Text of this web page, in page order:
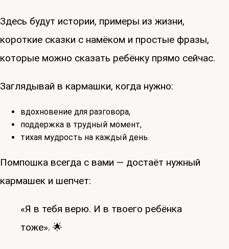
Здесь будут истории, примеры из жизни,
короткие сказки с намёком и простые фразы,
которые можно сказать ребёнку прямо сейчас.
Заглядывай в кармашки, когда нужно:
вдохновение для разговора,
поддержка в трудный момент,
тихая мудрость на каждый день.
Помпошка всегда с вами — достаёт нужный
кармашек и шепчет:
«Я в тебя верю. И в твоего ребёнка
тоже». 🌟